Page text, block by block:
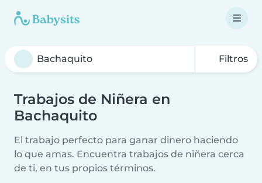
Filtros
Trabajos de Niñera en
Bachaquito
El trabajo perfecto para ganar dinero haciendo
lo que amas. Encuentra trabajos de niñera cerca
de ti, en tus propios términos.